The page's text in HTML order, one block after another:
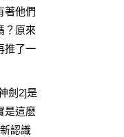
著他們
？原來
推了一
劍2]是
是這麽
認識